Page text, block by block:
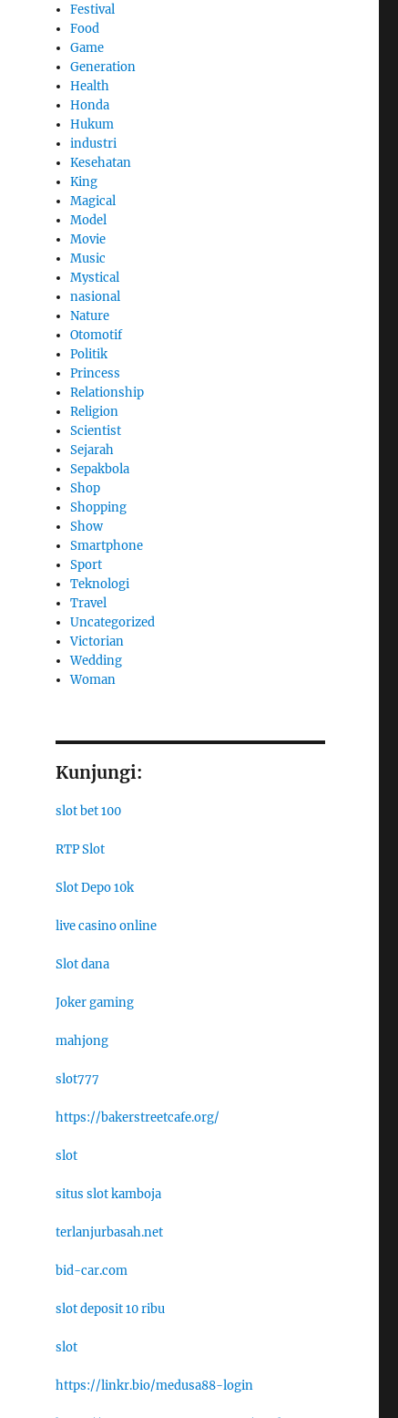
Festival
Food
Game
Generation
Health
Honda
Hukum
industri
Kesehatan
King
Magical
Model
Movie
Music
Mystical
nasional
Nature
Otomotif
Politik
Princess
Relationship
Religion
Scientist
Sejarah
Sepakbola
Shop
Shopping
Show
Smartphone
Sport
Teknologi
Travel
Uncategorized
Victorian
Wedding
Woman
Kunjungi:
slot bet 100
RTP Slot
Slot Depo 10k
live casino online
Slot dana
Joker gaming
mahjong
slot777
https://bakerstreetcafe.org/
slot
situs slot kamboja
terlanjurbasah.net
bid-car.com
slot deposit 10 ribu
slot
https://linkr.bio/medusa88-login